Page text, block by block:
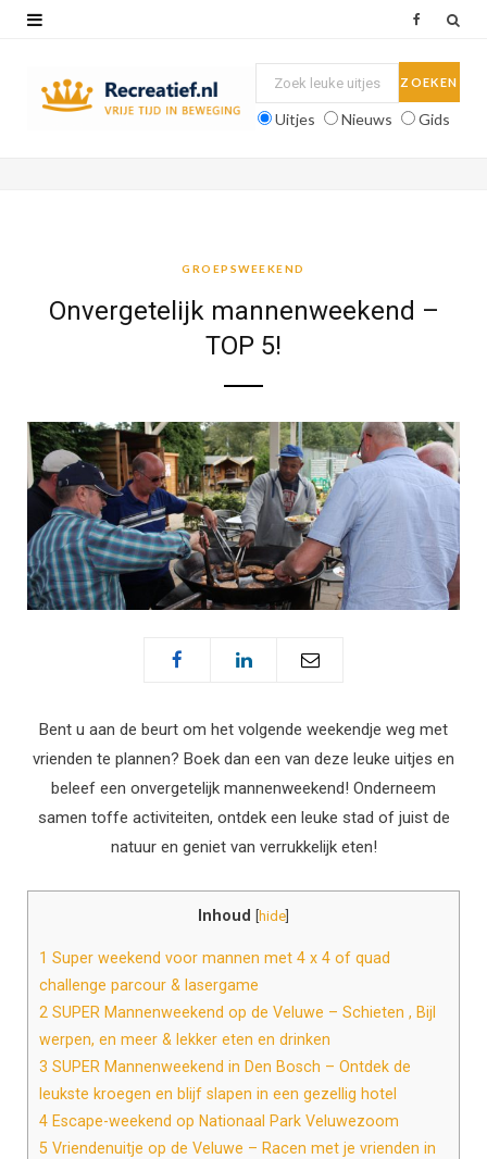
Uitjes Nieuws Gids
GROEPSWEEKEND
Onvergetelijk mannenweekend –
TOP 5!
Bent u aan de beurt om het volgende weekendje weg met
vrienden te plannen? Boek dan een van deze leuke uitjes en
beleef een onvergetelijk mannenweekend! Onderneem
samen toffe activiteiten, ontdek een leuke stad of juist de
natuur en geniet van verrukkelijk eten!
Inhoud hide
1 Super weekend voor mannen met 4 x 4 of quad
challenge parcour & lasergame
2 SUPER Mannenweekend op de Veluwe – Schieten , Bijl
werpen, en meer & lekker eten en drinken
3 SUPER Mannenweekend in Den Bosch – Ontdek de
leukste kroegen en blijf slapen in een gezellig hotel
4 Escape-weekend op Nationaal Park Veluwezoom
5 Vriendenuitje op de Veluwe – Racen met je vrienden in